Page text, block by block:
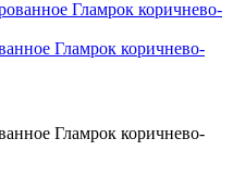
Гламрок коричнево-
Гламрок коричнево-